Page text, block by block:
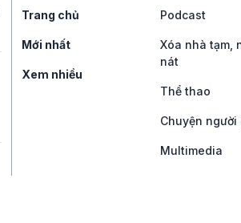
Trang chủ
Mới nhất
Xem nhiều
Podcast
Xóa nhà tạm,
nát
Thể thao
Chuyện người
Multimedia